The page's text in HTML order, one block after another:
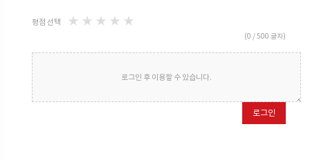
소요 시간을
평점 선택 ★ ★ ★ ★ ★
(0 / 500 글자)
로그인 후 이용할 수 있습니다.
로그인